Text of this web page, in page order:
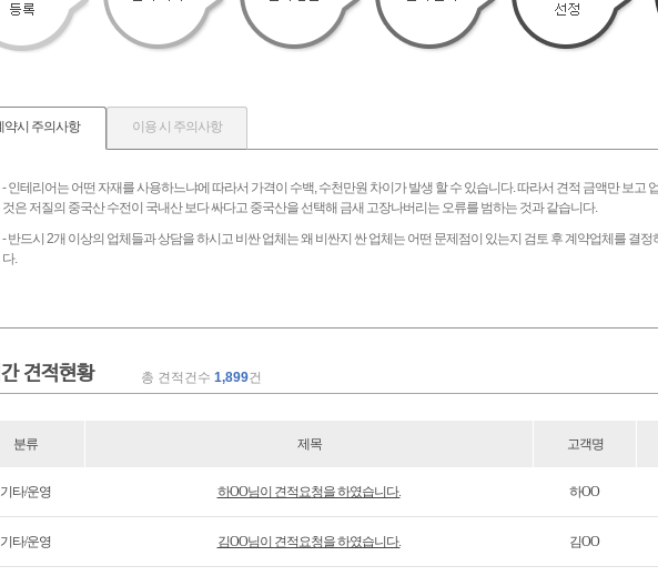
약시 주의사항 이용 시 주의사항
- 인테리어는 어떤 자재를 사용하느냐에 따라서 가격이 수백, 수천만원 차이가 발생 할 수 있습니다. 따라서 견적 금액만 보고
것은 저질의 중국산 수전이 국내산 보다 싸다고 중국산을 선택해 금새 고장나버리는 오류를 범하는 것과 같습니다.
- 반드시 2개 이상의 업체들과 상담을 하시고 비싼 업체는 왜 비싼지 싼 업체는 어떤 문제점이 있는지 검토 후 계약업체를 결정
다.
견적현황 총 견적건수 1,899건
분류 제목 고객명
기타/운영 하OO님이 견적요청을 하였습니다. 하OO
기타/운영 김OO님이 견적요청을 하였습니다. 김OO